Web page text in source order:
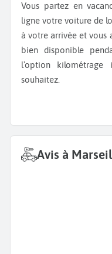
Vous partez en
ligne votre voiture de
à votre arrivée et vous
bien disponible
l'option
souhaitez.
Avis à